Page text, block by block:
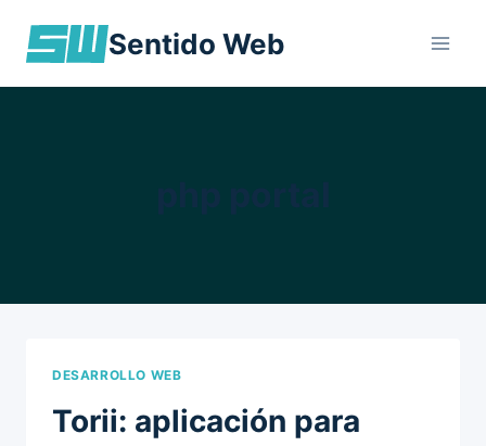
Sentido Web
DESARROLLO WEB
Torii: aplicación para